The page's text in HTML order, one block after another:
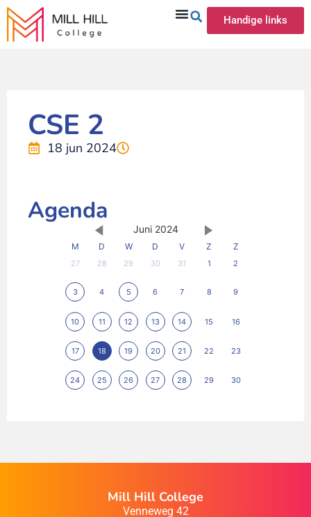
Handige links
CSE 2
18 jun 2024
Agenda
Juni 2024
M D W D V Z Z
27 28 29 30 31 1 2
3 4 5 6 7 8 9
10 11 12 13 14 15 16
17 18 19 20 21 22 23
24 25 26 27 28 29 30
Mill Hill College
Venneweg 42